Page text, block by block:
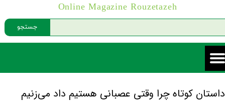
جستجو
Online Magazine Rouzetazeh
داستان کوتاه چرا وقتی عصبانی هستیم داد می‌زنیم